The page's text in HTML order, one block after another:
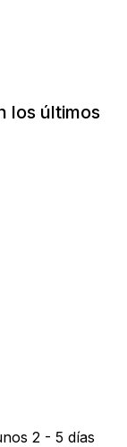
los últimos
2 - 5 días